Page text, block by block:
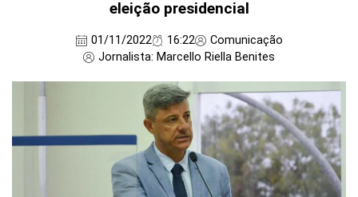
eleição presidencial
01/11/2022 16:22
Comunicação
Jornalista: Marcello Riella Benites